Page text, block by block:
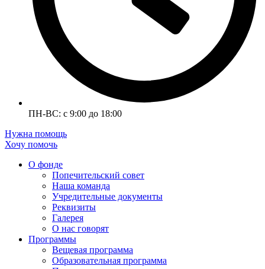
ПН-ВС: с 9:00 до 18:00
Нужна помощь
Хочу помочь
О фонде
Попечительский совет
Наша команда
Учредительные документы
Реквизиты
Галерея
О нас говорят
Программы
Вещевая программа
Образовательная программа